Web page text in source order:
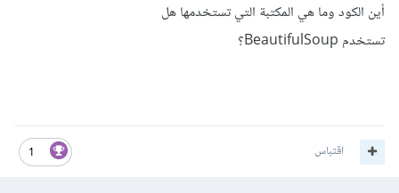
أين الكود وما هي المكتبة التي تستخدمها هل
تستخدم BeautifulSoup؟
1 اقتباس